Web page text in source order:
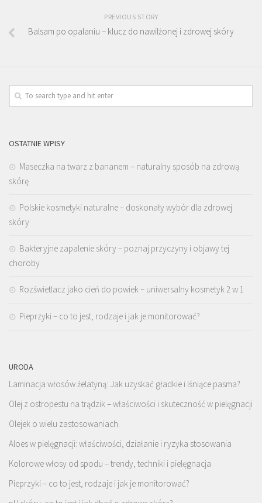
PREVIOUS STORY
Balsam po opalaniu – klucz do nawilżonej i zdrowej skóry
OSTATNIE WPISY
Maseczka na twarz z bananem – naturalny sposób na zdrową
skórę
Polskie kosmetyki naturalne – doskonały wybór dla zdrowej
skóry
Bakteryjne zapalenie skóry – poznaj przyczyny i objawy tej
choroby
Rozświetlacz jako cień do powiek – uniwersalny kosmetyk 2 w 1
Pieprzyki – co to jest, rodzaje i jak je monitorować?
URODA
Laminacja włosów żelatyną: Jak uzyskać gładkie i lśniące pasma?
Olej z ostropestu na trądzik – właściwości i skuteczność w pielęgnacji
Olejek o wielu zastosowaniach.
Aloes w pielęgnacji: właściwości, działanie i ryzyka stosowania
Kolorowe włosy od spodu – trendy, techniki i pielęgnacja
Pieprzyki – co to jest, rodzaje i jak je monitorować?